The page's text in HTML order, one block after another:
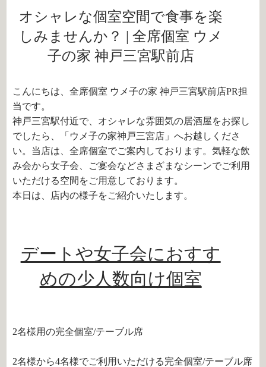
オシャレな個室空間で食事を楽
しみませんか？ | 全席個室 ウメ
子の家 神戸三宮駅前店
こんにちは、全席個室 ウメ子の家 神戸三宮駅前店PR担
当です。
神戸三宮駅付近で、オシャレな雰囲気の居酒屋をお探し
でしたら、「ウメ子の家神戸三宮店」へお越しくださ
い。当店は、全席個室でご案内しております。気軽な飲
み会から女子会、ご宴会などさまざまなシーンでご利用
いただける空間をご用意しております。
本日は、店内の様子をご紹介いたします。
デートや女子会におすす
めの少人数向け個室
2名様用の完全個室/テーブル席
2名様から4名様でご利用いただける完全個室/テーブル席